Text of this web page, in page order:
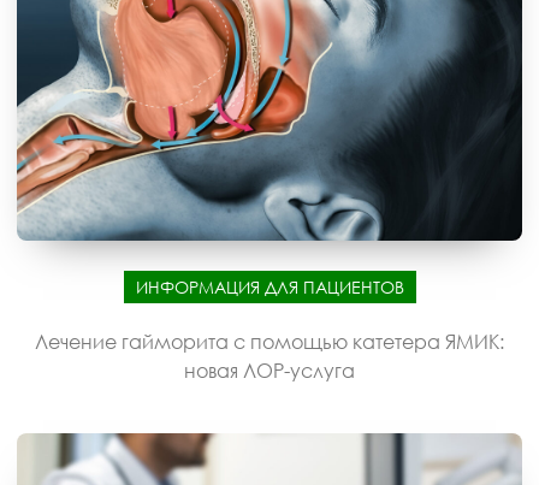
ИНФОРМАЦИЯ ДЛЯ ПАЦИЕНТОВ
Лечение гайморита с помощью катетера ЯМИК:
новая ЛОР-услуга